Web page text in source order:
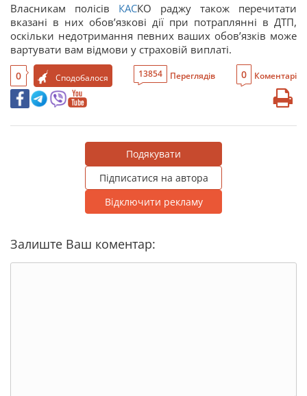
Власникам полісів КАСКО раджу також перечитати
вказані в них обов’язкові дії при потраплянні в ДТП,
оскільки недотримання певних ваших обов’язків може
вартувати вам відмови у страховій виплаті.
0 Сподобалося 13854 Переглядів 0 Коментарі
Подякувати
Підписатися на автора
Відключити рекламу
Залиште Ваш коментар: